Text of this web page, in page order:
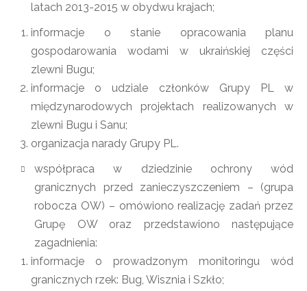
latach 2013-2015 w obydwu krajach;
informacje o stanie opracowania planu
gospodarowania wodami w ukraińskiej części
zlewni Bugu;
informacje o udziale członków Grupy PL w
międzynarodowych projektach realizowanych w
zlewni Bugu i Sanu;
organizacja narady Grupy PL.
współpraca w dziedzinie ochrony wód
granicznych przed zanieczyszczeniem – (grupa
robocza OW) – omówiono realizację zadań przez
Grupę OW oraz przedstawiono następujące
zagadnienia:
informacje o prowadzonym monitoringu wód
granicznych rzek: Bug, Wisznia i Szkło;